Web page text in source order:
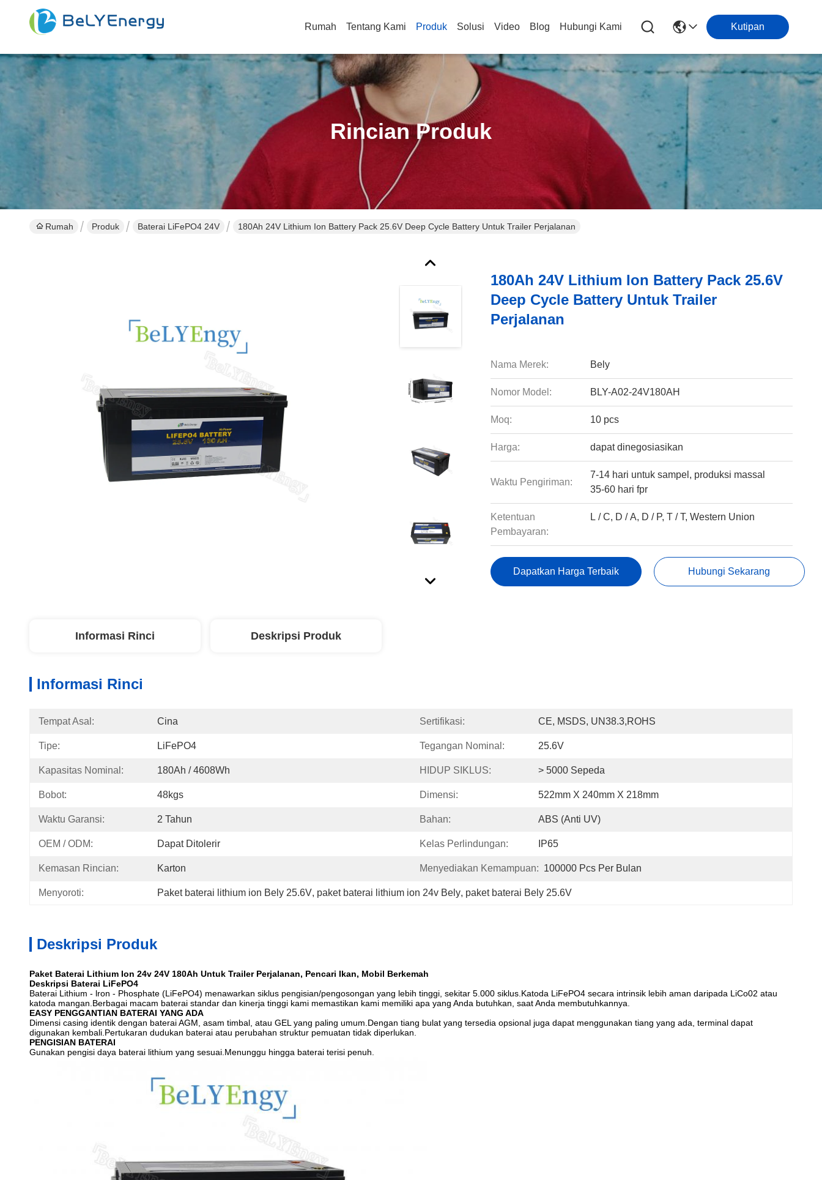
Rumah Tentang Kami Produk Solusi Video Blog Hubungi Kami Kutipan
Rincian Produk
Rumah Produk Baterai LiFePO4 24V 180Ah 24V Lithium Ion Battery Pack 25.6V Deep Cycle Battery Untuk Trailer Perjalanan
180Ah 24V Lithium Ion Battery Pack 25.6V
Deep Cycle Battery Untuk Trailer
Perjalanan
Nama Merek: Bely
Nomor Model: BLY-A02-24V180AH
Moq: 10 pcs
Harga: dapat dinegosiasikan
Waktu Pengiriman:
7-14 hari untuk sampel, produksi massal
35-60 hari fpr
Ketentuan
Pembayaran:
L / C, D / A, D / P, T / T, Western Union
Dapatkan Harga Terbaik Hubungi Sekarang
Informasi Rinci Deskripsi Produk
Informasi Rinci
Tempat Asal: Cina Sertifikasi: CE, MSDS, UN38.3,ROHS
Tipe: LiFePO4 Tegangan Nominal: 25.6V
Kapasitas Nominal: 180Ah / 4608Wh HIDUP SIKLUS: > 5000 Sepeda
Bobot: 48kgs Dimensi: 522mm X 240mm X 218mm
Waktu Garansi: 2 Tahun Bahan: ABS (anti UV)
OEM / ODM: Dapat Ditolerir Kelas Perlindungan: IP65
Kemasan Rincian: Karton Menyediakan Kemampuan: 100000 Pcs Per Bulan
Menyoroti: Paket baterai lithium ion Bely 25.6V, paket baterai lithium ion 24v Bely, paket baterai Bely 25.6V
Deskripsi Produk
Paket Baterai Lithium Ion 24v 24V 180Ah Untuk Trailer Perjalanan, Pencari Ikan, Mobil Berkemah
Deskripsi Baterai LiFePO4
Baterai Lithium - lron - Phosphate (LiFePO4) menawarkan siklus pengisian/pengosongan yang lebih tinggi, sekitar 5.000 siklus.Katoda LiFePO4 secara intrinsik lebih aman daripada LiCo02 atau
katoda mangan.Berbagai macam baterai standar dan kinerja tinggi kami memastikan kami memiliki apa yang Anda butuhkan, saat Anda membutuhkannya.
EASY PENGGANTIAN BATERAI YANG ADA
Dimensi casing identik dengan baterai AGM, asam timbal, atau GEL yang paling umum.Dengan tiang bulat yang tersedia opsional juga dapat menggunakan tiang yang ada, terminal dapat
digunakan kembali.Pertukaran dudukan baterai atau perubahan struktur pemuatan tidak diperlukan.
PENGISIAN BATERAI
Gunakan pengisi daya baterai lithium yang sesuai.Menunggu hingga baterai terisi penuh.